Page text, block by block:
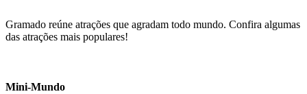
Gramado reúne atrações que agradam todo mundo. Confira algumas
das atrações mais populares!
Mini-Mundo